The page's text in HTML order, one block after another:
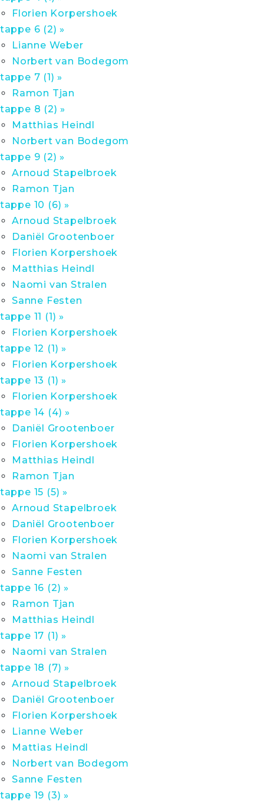
Florien Korpershoek
6 (2) »
Lianne Weber
Norbert van Bodegom
7 (1) »
Ramon Tjan
8 (2) »
Matthias Heindl
Norbert van Bodegom
9 (2) »
Arnoud Stapelbroek
Ramon Tjan
10 (6) »
Arnoud Stapelbroek
Daniël Grootenboer
Florien Korpershoek
Matthias Heindl
Naomi van Stralen
Sanne Festen
11 (1) »
Florien Korpershoek
12 (1) »
Florien Korpershoek
13 (1) »
Florien Korpershoek
14 (4) »
Daniël Grootenboer
Florien Korpershoek
Matthias Heindl
Ramon Tjan
15 (5) »
Arnoud Stapelbroek
Daniël Grootenboer
Florien Korpershoek
Naomi van Stralen
Sanne Festen
16 (2) »
Ramon Tjan
Matthias Heindl
17 (1) »
Naomi van Stralen
18 (7) »
Arnoud Stapelbroek
Daniël Grootenboer
Florien Korpershoek
Lianne Weber
Mattias Heindl
Norbert van Bodegom
Sanne Festen
19 (3) »